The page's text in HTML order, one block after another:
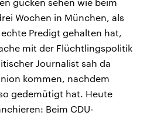
gucken sehen wie beim
Wochen in München, als
Predigt gehalten hat,
mit der Flüchtlingspolitik
Journalist sah da
kommen, nachdem
gedemütigt hat. Heute
Beim CDU-